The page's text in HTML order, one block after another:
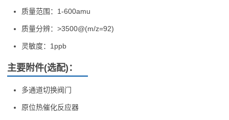
质量范围：1-600amu
质量分辨：>3500@(m/z=92)
灵敏度：1ppb
主要附件(选配)：
多通道切换阀门
原位热催化反应器